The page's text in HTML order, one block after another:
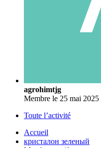
agrohimtjg
Membre le 25 mai 2025
Toute l’activité
Accueil
кристалон зеленый